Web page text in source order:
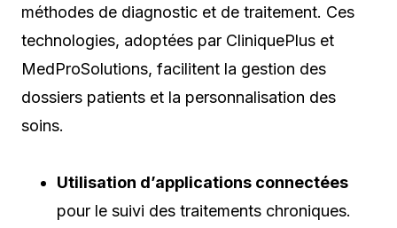
méthodes de diagnostic et de traitement. Ces
technologies, adoptées par CliniquePlus et
MedProSolutions, facilitent la gestion des
dossiers patients et la personnalisation des
soins.
Utilisation d’applications connectées
pour le suivi des traitements chroniques.